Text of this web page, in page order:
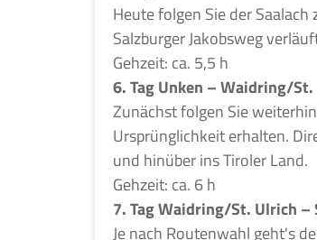
Heute folgen Sie der
Salzburger Jakobsweg
Gehzeit: ca. 5,5 h
6. Tag Unken – Waidring/
Zunächst folgen Sie
Ursprünglichkeit erhalten.
und hinüber ins Tiroler Land.
Gehzeit: ca. 6 h
7. Tag Waidring/St. Ulrich –
Je nach Routenwahl geht's